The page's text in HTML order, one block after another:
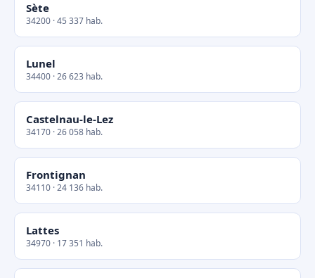
Sète
34200 · 45 337 hab.
Lunel
34400 · 26 623 hab.
Castelnau-le-Lez
34170 · 26 058 hab.
Frontignan
34110 · 24 136 hab.
Lattes
34970 · 17 351 hab.